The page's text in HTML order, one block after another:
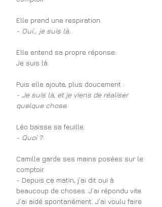
Elle prend une respiration.
- Oui… je suis là.
Elle entend sa propre réponse.
Je suis là.
Puis elle ajoute, plus doucement :
- Je suis là, et je viens de réaliser
quelque chose.
Léo baisse sa feuille.
- Quoi ?
Camille garde ses mains posées sur le
comptoir.
- Depuis ce matin, j’ai dit oui à
beaucoup de choses. J’ai répondu vite.
J’ai aidé spontanément. J’ai voulu faire